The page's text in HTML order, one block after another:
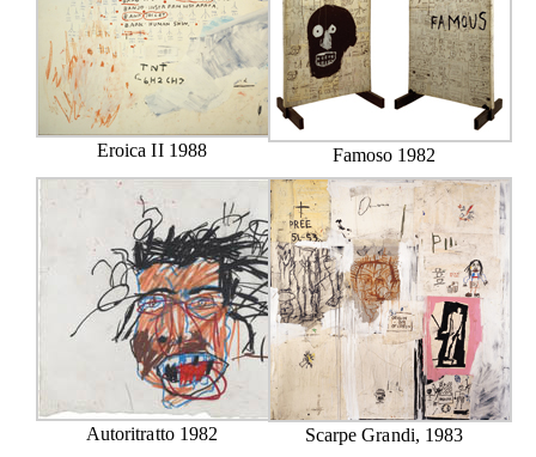
La Fondazione
Mostre
In corso
Passate
Attività
Cataloghi
Press
Contatti
Eroica II 1988 Famoso 1982
Autoritratto 1982 Scarpe Grandi, 1983